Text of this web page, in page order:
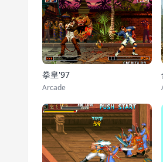
拳皇'97
Arcade